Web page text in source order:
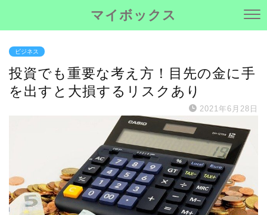
マイボックス
ビジネス
投資でも重要な考え方！目先の金に手
を出すと大損するリスクあり
2021年6月28日